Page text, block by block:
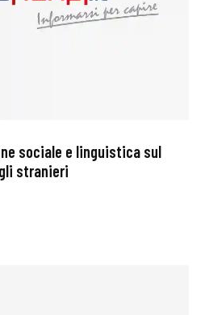
sociale e linguistica sul
stranieri